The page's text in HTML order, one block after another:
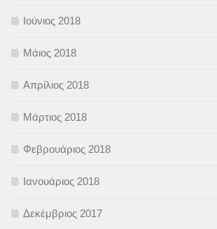
Ιούνιος 2018
Μάιος 2018
Απρίλιος 2018
Μάρτιος 2018
Φεβρουάριος 2018
Ιανουάριος 2018
Δεκέμβριος 2017